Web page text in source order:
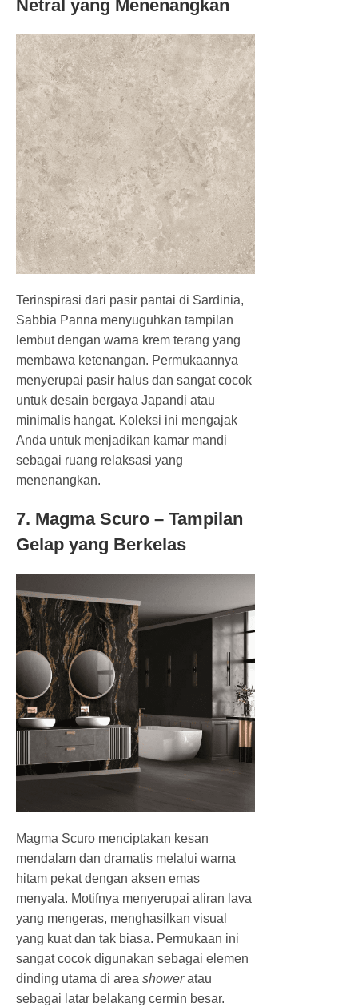
Netral yang Menenangkan
Terinspirasi dari pasir pantai di Sardinia,
Sabbia Panna menyuguhkan tampilan
lembut dengan warna krem terang yang
membawa ketenangan. Permukaannya
menyerupai pasir halus dan sangat cocok
untuk desain bergaya Japandi atau
minimalis hangat. Koleksi ini mengajak
Anda untuk menjadikan kamar mandi
sebagai ruang relaksasi yang
menenangkan.
7. Magma Scuro – Tampilan
Gelap yang Berkelas
Magma Scuro menciptakan kesan
mendalam dan dramatis melalui warna
hitam pekat dengan aksen emas
menyala. Motifnya menyerupai aliran lava
yang mengeras, menghasilkan visual
yang kuat dan tak biasa. Permukaan ini
sangat cocok digunakan sebagai elemen
dinding utama di area showeratau
sebagai latar belakang cermin besar.